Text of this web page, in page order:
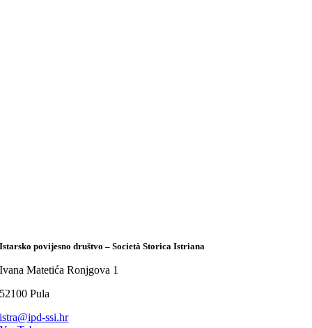
Istarsko povijesno društvo – Società Storica Istriana
Ivana Matetića Ronjgova 1
52100 Pula
istra@ipd-ssi.hr